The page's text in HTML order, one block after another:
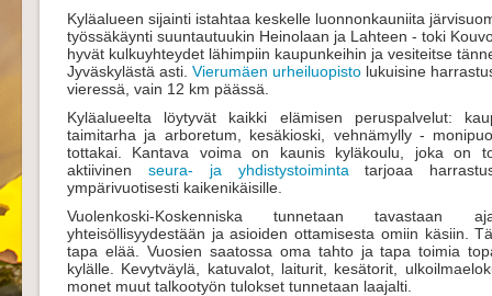
Kyläalueen sijainti istahtaa keskelle luonnonkauniita
työssäkäynti suuntautuukin Heinolaan ja Lahteen - toki
hyvät kulkuyhteydet lähimpiin kaupunkeihin ja vesiteitse
Jyväskylästä asti. Vierumäen urheiluopisto lukuisine
vieressä, vain 12 km päässä.
Kyläalueelta löytyvät kaikki elämisen peruspalvelut:
taimitarha ja arboretum, kesäkioski, vehnämylly -
tottakai. Kantava voima on kaunis kyläkoulu, joka on
aktiivinen seura- ja yhdistystoiminta tarjoaa
ympärivuotisesti kaikenikäisille.
Vuolenkoski-Koskenniska tunnetaan tavastaan
yhteisöllisyydestään ja asioiden ottamisesta omiin käsiin.
tapa elää. Vuosien saatossa oma tahto ja tapa toimia
kylälle. Kevytväylä, katuvalot, laiturit, kesätorit,
monet muut talkootyön tulokset tunnetaan laajalti.